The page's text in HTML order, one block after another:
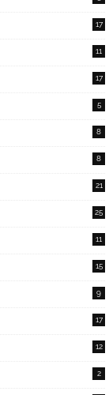
17
11
17
5
8
8
21
25
11
15
9
17
12
2